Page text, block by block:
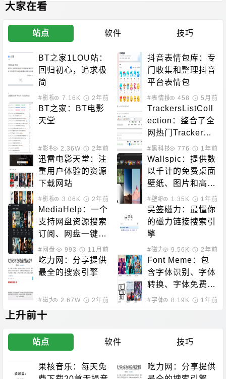
大家在看
站点 软件 技巧
BT之家1LOU站：
回归初心，追求极
简
#影视下载7.16K 2年前
抖音表情包库：专
门收集和整理抖音
平台表情包
#表情搜索458 5月前
BT之家：BT电影
天堂
#影视下载2.36W 2年前
TrackersListColl
ection：整合了全
网热门Tracker并
最终得到了一个优
质的Tracker列表
#黑科技相关
776 1年前
迅雷电影天堂：注
重用户体验的资源
下载网站
#影视下载3.06K 2年前
Wallspic：提供数
以千计的免费桌面
壁纸、图片和高清
背景图片
#壁纸下载1.35K 1年前
MediaHelp：一个
支持网盘资源搜索
订阅、网盘一键转
存、定时自动转存
的开源项目
#网盘搜索993 11月前
吴签磁力：最懂你
的磁力链接搜索引
擎
#磁力搜索9.56K 2年前
吃力网：分享提供
最全的搜索引擎
#磁力搜索2.67W 2年前
Font Meme：包
含字体识别、字体
转换、字体免费下
载的站点
#字体下载8.19K 1年前
上升前十
站点 软件 技巧
果核音乐：每天免
吃力网：分享提供